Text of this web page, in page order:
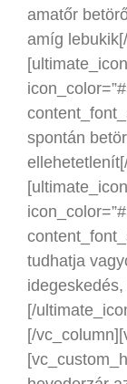
amatőr
amíg
spontán
tudhatja
[/
[/